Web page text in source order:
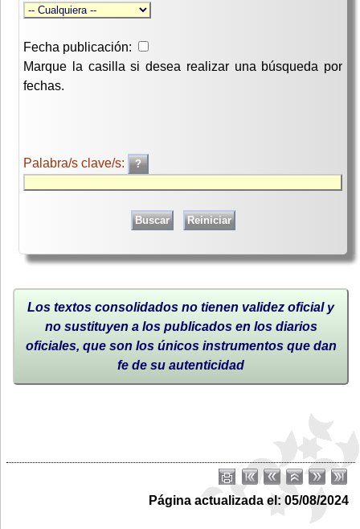
Fecha publicación:
Marque la casilla si desea realizar una búsqueda por
fechas.
Palabra/s clave/s:
Los textos consolidados no tienen validez oficial y
no sustituyen a los publicados en los diarios
oficiales, que son los únicos instrumentos que dan
fe de su autenticidad
Página actualizada el: 05/08/2024